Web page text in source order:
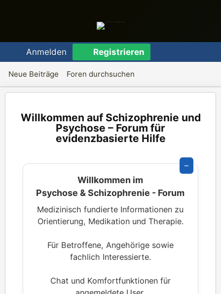
Anmelden Registrieren
Neue Beiträge Foren durchsuchen
Schizophrenie und
Psychose – Forum für
evidenzbasierte Hilfe
–
Willkommen im
Psychose & Schizophrenie - Forum
Medizinisch fundierte Informationen zu
Orientierung, Medikation und Therapie.
Für Betroffene, Angehörige sowie
fachlich Interessierte.
Chat und Komfortfunktionen für